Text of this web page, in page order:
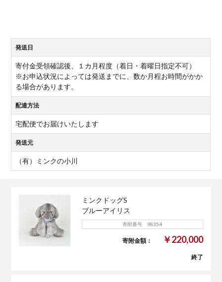
発送日
寄付金受領確認後、１カ月程度（着日・着曜日指定不可）
※お申込状況によっては発送までに、数か月程お時間がかか
る場合があります。
配達方法
宅配便でお届けいたします
発送元
（有）ミンクの小川
ミンクドッグS
ブルーアイリス
寄附番号 98354
寄附金額： ￥220,000
終了